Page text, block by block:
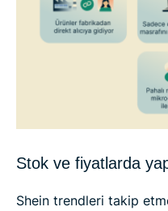
Stok ve fiyatlarda
Shein trendleri takip